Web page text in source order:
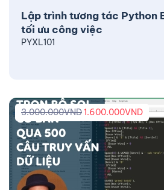
Lập trình tương tác Python
tối ưu công việc
PYXL101
3.000.000VND1.600.000VND